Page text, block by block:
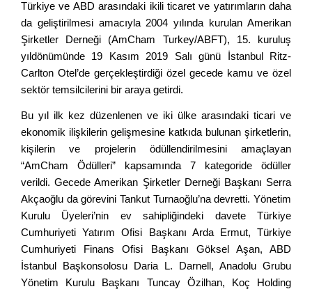
Türkiye ve ABD arasındaki ikili ticaret ve yatırımların daha
da geliştirilmesi amacıyla 2004 yılında kurulan Amerikan
Şirketler Derneği (AmCham Turkey/ABFT),
15. kuruluş
yıldönümünde 19 Kasım 2019 Salı günü İstanbul Ritz-
Carlton Otel’de gerçekleştirdiği özel gecede kamu ve özel
sektör temsilcilerini bir araya getirdi.
Bu yıl ilk kez düzenlenen ve iki ülke arasındaki ticari ve
ekonomik ilişkilerin gelişmesine katkıda bulunan şirketlerin,
kişilerin ve projelerin ödüllendirilmesini amaçlayan
“AmCham Ödülleri” kapsamında 7 kategoride ödüller
verildi. Gecede Amerikan Şirketler Derneği Başkanı Serra
Akçaoğlu da görevini Tankut Turnaoğlu’na devretti. Yönetim
Kurulu Üyeleri’nin ev sahipliğindeki davete Türkiye
Cumhuriyeti Yatırım Ofisi Başkanı Arda Ermut, Türkiye
Cumhuriyeti Finans Ofisi Başkanı Göksel Aşan, ABD
İstanbul Başkonsolosu Daria L. Darnell, Anadolu Grubu
Yönetim Kurulu Başkanı Tuncay Özilhan, Koç Holding